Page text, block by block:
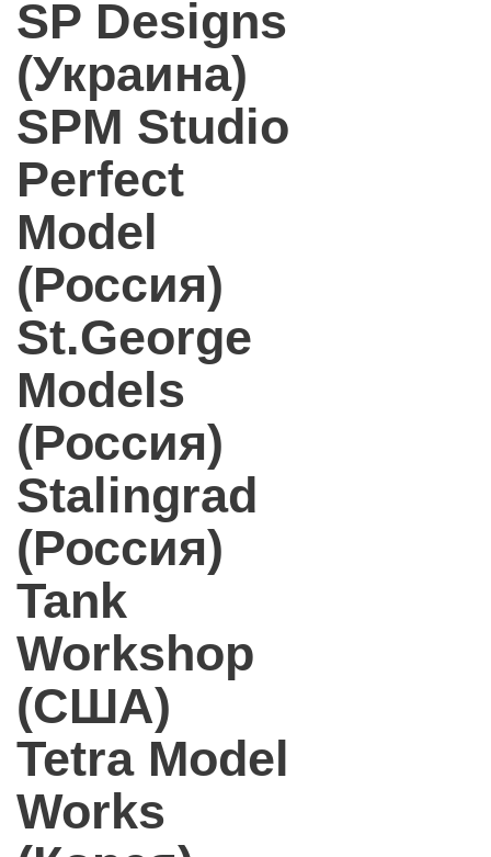
SP Designs
(Украина)
SPM Studio
Perfect
Model
(Россия)
St.George
Models
(Россия)
Stalingrad
(Россия)
Tank
Workshop
(США)
Tetra Model
Works